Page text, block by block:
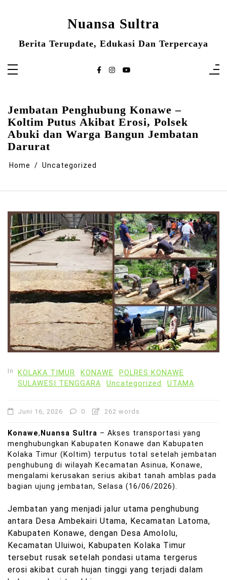
Nuansa Sultra
Berita Terupdate, Edukasi Dan Terpercaya
Jembatan Penghubung Konawe –
Koltim Putus Akibat Erosi, Polsek
Abuki dan Warga Bangun Jembatan
Darurat
Home Uncategorized
In KOLAKA TIMUR KONAWE
POLRES KONAWE
SULAWESI TENGGARA
Uncategorized UTAMA
Juni 16, 2026 0 262 words
Konawe,Nuansa Sultra – Akses transportasi yang
menghubungkan Kabupaten Konawe dan Kabupaten
Kolaka Timur (Koltim) terputus total setelah jembatan
penghubung di wilayah Kecamatan Asinua, Konawe,
mengalami kerusakan serius akibat tanah amblas pada
bagian ujung jembatan, Selasa (16/06/2026).
Jembatan yang menjadi jalur utama penghubung
antara Desa Ambekairi Utama, Kecamatan Latoma,
Kabupaten Konawe, dengan Desa Amololu,
Kecamatan Uluiwoi, Kabupaten Kolaka Timur
tersebut rusak setelah pondasi utama tergerus
erosi akibat curah hujan tinggi yang terjadi dalam